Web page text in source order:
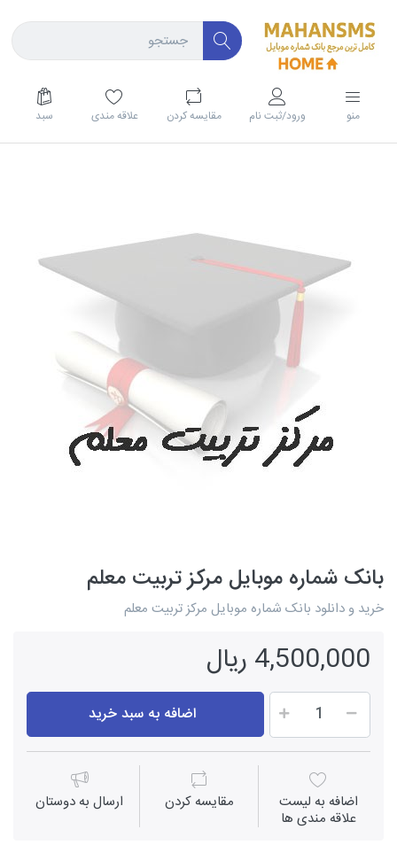
منو ورود/ثبت نام مقايسه كردن علاقه مندی سبد
بانک شماره موبایل مرکز تربیت معلم
خرید و دانلود بانک شماره موبایل مرکز تربیت معلم
4,500,000 ریال
اضافه به سبد خرید
اضافه به لیست
علاقه مندی ها
مقايسه كردن ارسال به دوستان